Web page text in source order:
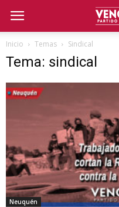
Inicio Temas Sindical
Tema: sindical
Neuquén